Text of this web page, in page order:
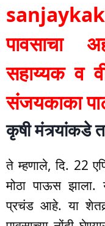
पावसाचा
सहाय्यक व
संजयकाका
कृषी मंत्र्यांकडे
ते म्हणाले, दि. 22
मोठा पाऊस झाला.
प्रचंड आहे. या